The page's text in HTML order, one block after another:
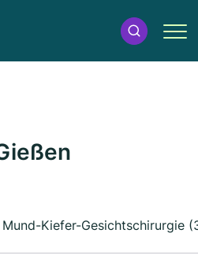
Mund-Kiefer-Gesichtschirurgie